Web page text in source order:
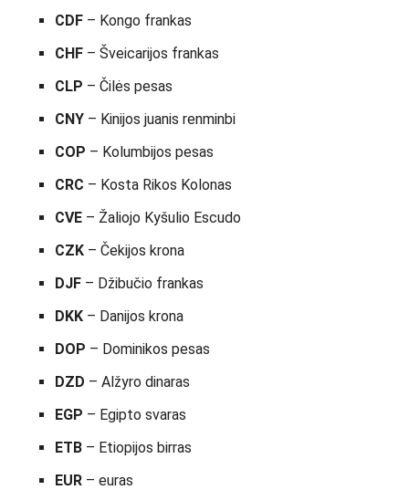
CDF – Kongo frankas
CHF – Šveicarijos frankas
CLP – Čilės pesas
CNY – Kinijos juanis renminbi
COP – Kolumbijos pesas
CRC – Kosta Rikos Kolonas
CVE – Žaliojo Kyšulio Escudo
CZK – Čekijos krona
DJF – Džibučio frankas
DKK – Danijos krona
DOP – Dominikos pesas
DZD – Alžyro dinaras
EGP – Egipto svaras
ETB – Etiopijos birras
EUR – euras